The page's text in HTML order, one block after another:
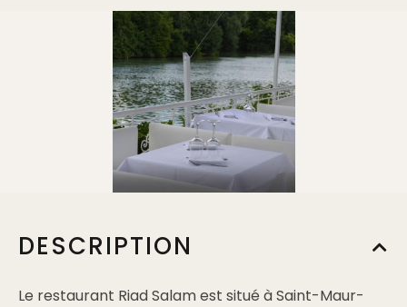
DESCRIPTION
Le restaurant Riad Salam est situé à Saint-Maur-